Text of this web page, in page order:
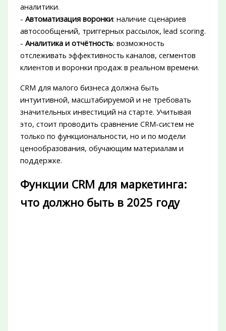
аналитики.
- Автоматизация воронки: наличие сценариев
автосообщений, триггерных рассылок, lead scoring.
- Аналитика и отчётность: возможность
отслеживать эффективность каналов, сегментов
клиентов и воронки продаж в реальном времени.
CRM для малого бизнеса должна быть
интуитивной, масштабируемой и не требовать
значительных инвестиций на старте. Учитывая
это, стоит проводить сравнение CRM-систем не
только по функциональности, но и по модели
ценообразования, обучающим материалам и
поддержке.
Функции CRM для маркетинга:
что должно быть в 2025 году